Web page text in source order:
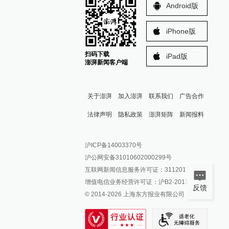
扫码下载
澎湃新闻客户端
Android版
iPhone版
iPad版
关于澎湃 加入澎湃 联系我们 广告合作
法律声明 隐私政策 澎湃矩阵
澎湃新闻公众号
澎湃新闻抖音号
派生万物开放平台
IP SHANGHAI
SIXTH TONE
新闻报料
报料邮箱: news@thepaper.cn
沪ICP备14003370号
沪公网安备31010602000299号
互联网新闻信息服务许可证：31120170006
增值电信业务经营许可证：沪B2-2017116
© 2014-2026 上海东方报业有限公司
反馈